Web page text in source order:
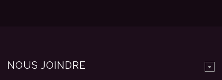
NOUS JOINDRE